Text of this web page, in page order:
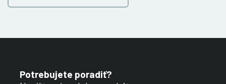
Potrebujete poradiť?